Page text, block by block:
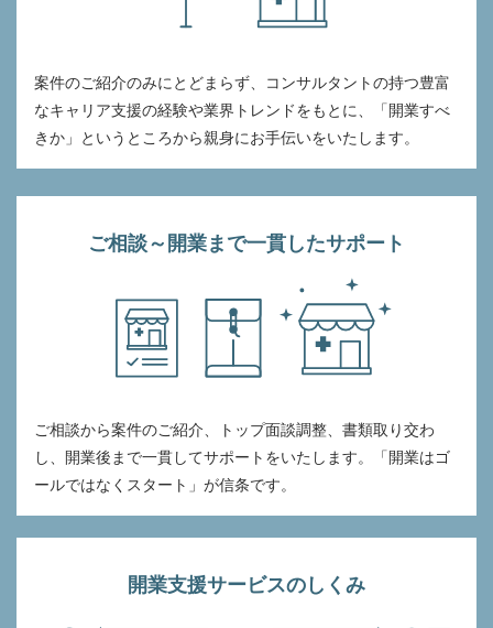
案件のご紹介のみにとどまらず、コンサルタントの持つ豊富
なキャリア支援の経験や業界トレンドをもとに、「開業すべ
きか」というところから親身にお手伝いをいたします。
ご相談～開業まで一貫したサポート
ご相談から案件のご紹介、トップ面談調整、書類取り交わ
し、開業後まで一貫してサポートをいたします。「開業はゴ
ールではなくスタート」が信条です。
開業支援サービスのしくみ